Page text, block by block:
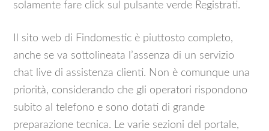
solamente fare click sul pulsante verde Registrati.
Il sito web di Findomestic è piuttosto completo,
anche se va sottolineata l’assenza di un servizio
chat live di assistenza clienti. Non è comunque una
priorità, considerando che gli operatori rispondono
subito al telefono e sono dotati di grande
preparazione tecnica. Le varie sezioni del portale,